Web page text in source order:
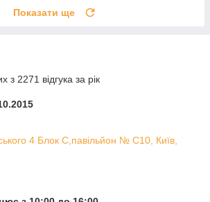
Показати ще
з 2271 відгука за рік
4 Блок С,павільйон № С10, Київ,